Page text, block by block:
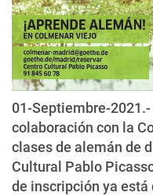
01-Septiembre-
colaboración con la
clases de alemán de
Cultural Pablo
de inscripción ya está